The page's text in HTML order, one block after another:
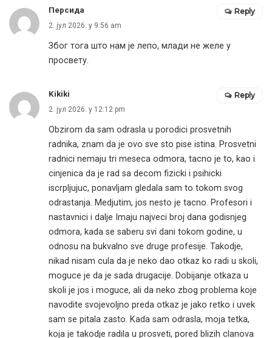
Персида
2. јул 2026. у 9:56 am
Због тога што нам је лепо, млади не желе у
просвету.
Reply
Kikiki
2. јул 2026. у 12:12 pm
Obzirom da sam odrasla u porodici prosvetnih
radnika, znam da je ovo sve sto pise istina. Prosvetni
radnici nemaju tri meseca odmora, tacno je to, kao i
cinjenica da je rad sa decom fizicki i psihicki
iscrpljujuc, ponavljam gledala sam to tokom svog
odrastanja. Medjutim, jos nesto je tacno. Profesori i
nastavnici i dalje Imaju najveci broj dana godisnjeg
odmora, kada se saberu svi dani tokom godine, u
odnosu na bukvalno sve druge profesije. Takodje,
nikad nisam cula da je neko dao otkaz ko radi u skoli,
moguce je da je sada drugacije. Dobijanje otkaza u
skoli je jos i moguce, ali da neko zbog problema koje
navodite svojevoljno preda otkaz je jako retko i uvek
sam se pitala zasto. Kada sam odrasla, moja tetka,
koja je takodje radila u prosveti, pored blizih clanova
Reply